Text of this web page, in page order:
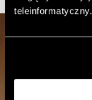
teleinformatyczny.